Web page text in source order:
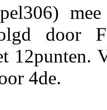
door
12punten.
4de.